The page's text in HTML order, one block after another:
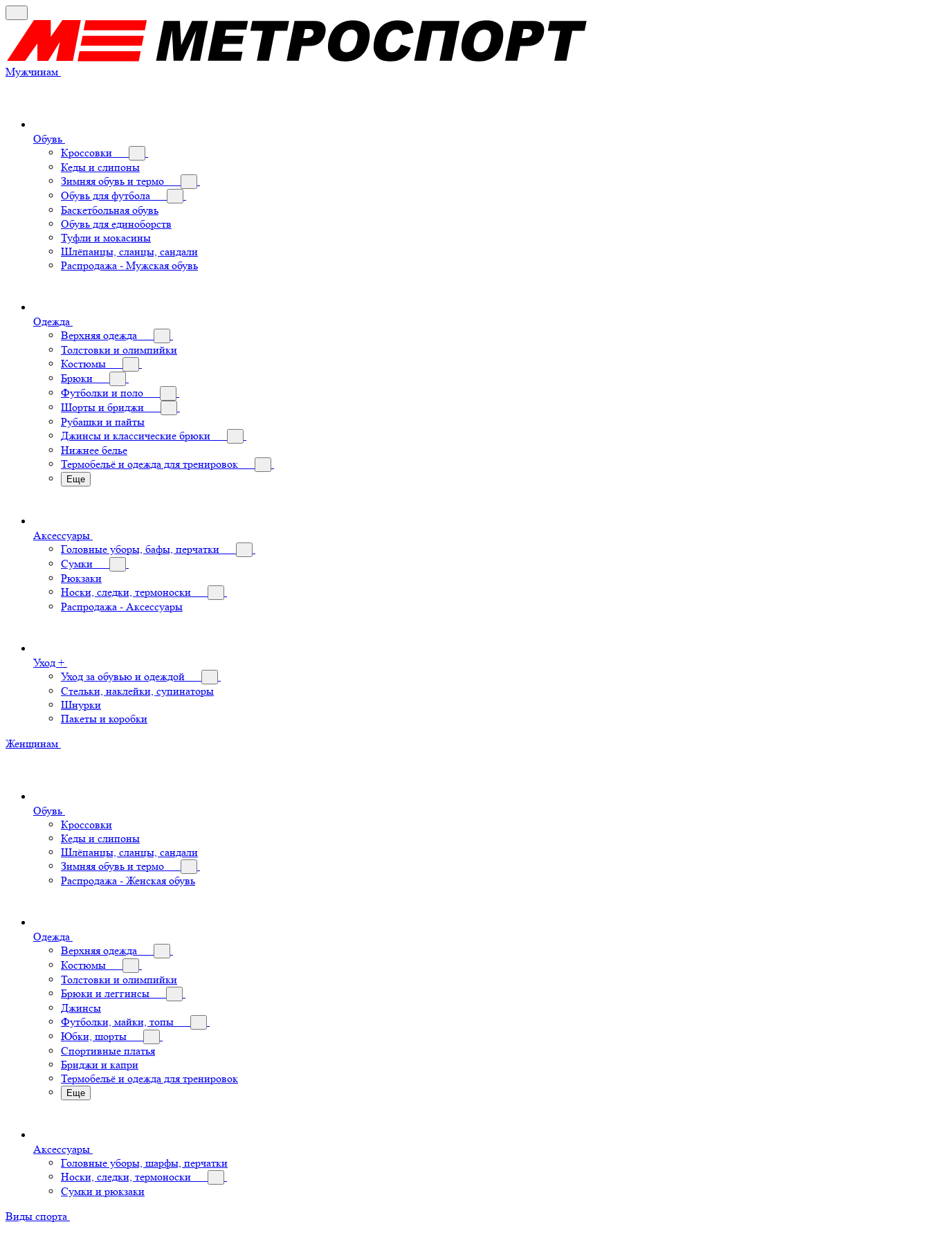
Мужчинам
Обувь
Кроссовки
Кеды и слипоны
Зимняя обувь и термо
Обувь для футбола
Баскетбольная обувь
Обувь для единоборств
Туфли и мокасины
Шлёпанцы, сланцы, сандали
Распродажа - Мужская обувь
Одежда
Верхняя одежда
Толстовки и олимпийки
Костюмы
Брюки
Футболки и поло
Шорты и бриджи
Рубашки и пайты
Джинсы и классические брюки
Нижнее белье
Термобельё и одежда для тренировок
Еще
Аксессуары
Головные уборы, бафы, перчатки
Сумки
Рюкзаки
Носки, следки, термоноски
Распродажа - Аксессуары
Уход +
Уход за обувью и одеждой
Стельки, наклейки, супинаторы
Шнурки
Пакеты и коробки
Женщинам
Обувь
Кроссовки
Кеды и слипоны
Шлёпанцы, сланцы, сандали
Зимняя обувь и термо
Распродажа - Женская обувь
Одежда
Верхняя одежда
Костюмы
Толстовки и олимпийки
Брюки и леггинсы
Джинсы
Футболки, майки, топы
Юбки, шорты
Спортивные платья
Бриджи и капри
Термобельё и одежда для тренировок
Еще
Аксессуары
Головные уборы, шарфы, перчатки
Носки, следки, термоноски
Сумки и рюкзаки
Виды спорта